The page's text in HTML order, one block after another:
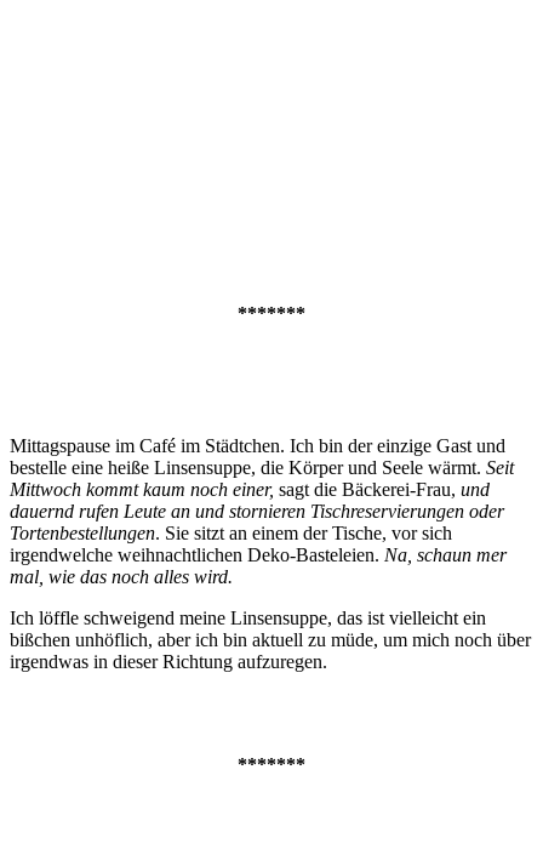
*******
Mittagspause im Café im Städtchen. Ich bin der einzige Gast und
bestelle eine heiße Linsensuppe, die Körper und Seele wärmt. Seit
Mittwoch kommt kaum noch einer, sagt die Bäckerei-Frau, und
dauernd rufen Leute an und stornieren Tischreservierungen oder
Tortenbestellungen. Sie sitzt an einem der Tische, vor sich
irgendwelche weihnachtlichen Deko-Basteleien. Na, schaun mer
mal, wie das noch alles wird.
Ich löffle schweigend meine Linsensuppe, das ist vielleicht ein
bißchen unhöflich, aber ich bin aktuell zu müde, um mich noch über
irgendwas in dieser Richtung aufzuregen.
*******